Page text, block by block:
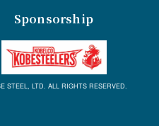
Sponsorship
STEEL, LTD. ALL RIGHTS RESERVED.